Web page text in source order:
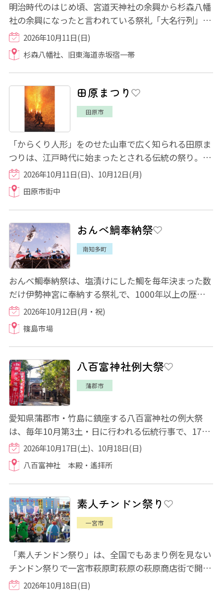
明治時代のはじめ頃、宮道天神社の余興から杉森八幡
社の余興になったと言われている祭礼「大名行列」。
歴史ある宿場町の街道を武士や奴姿などに...
2026年10月11日(日)
杉森八幡社、旧東海道赤坂宿一帯
田原まつり
田原市
「からくり人形」をのせた山車で広く知られる田原ま
つりは、江戸時代に始まったとされる伝統の祭り。 3
台のからくり山車や趣向を凝らした神輿が練...
2026年10月11日(日)、10月12日(月)
田原市街中
おんべ鯛奉納祭
南知多町
おんべ鯛奉納祭は、塩漬けにした鯛を毎年決まった数
だけ伊勢神宮に奉納する祭礼で、1000年以上の歴史
があるとされています。篠島では島民をあげて...
2026年10月12日(月・祝)
篠島市場
八百富神社例大祭
蒲郡市
愛知県蒲郡市・竹島に鎮座する八百富神社の例大祭
は、毎年10月第3土・日に行われる伝統行事で、17基
の山車が町を練り歩き、地域一帯が祭り一色に染...
2026年10月17日(土)、10月18日(日)
八百富神社 本殿・遙拝所
素人チンドン祭り
一宮市
「素人チンドン祭り」は、全国でもあまり例を見ない
チンドン祭りで一宮市萩原町萩原の萩原商店街で開催
されるイベントです。全国からアマチュアの...
2026年10月18日(日)